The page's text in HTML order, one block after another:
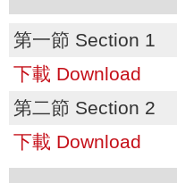
第一節 Section 1
下載 Download
第二節 Section 2
下載 Download